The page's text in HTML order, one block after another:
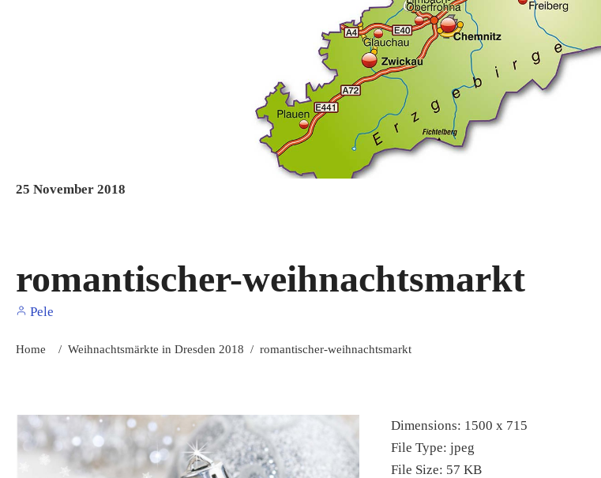
25 November 2018
romantischer-weihnachtsmarkt
Pele
Home / Weihnachtsmärkte in Dresden 2018 / romantischer-weihnachtsmarkt
Dimensions: 1500 x 715
File Type: jpeg
File Size: 57 KB